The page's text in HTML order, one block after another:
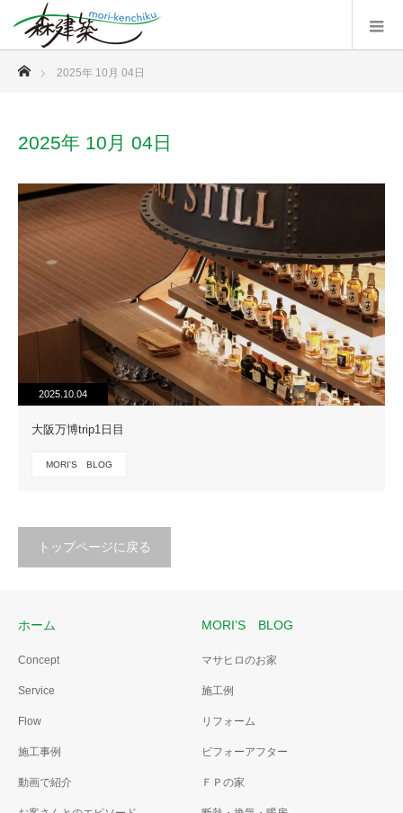
ホーム
2025年 10月 04日
2025年 10月 04日
2025.10.04
大阪万博trip1日目
MORI'S BLOG
トップページに戻る
ホーム
Concept
Service
Flow
施工事例
動画で紹介
MORI’S BLOG
マサヒロのお家
施工例
リフォーム
ビフォーアフター
ＦＰの家